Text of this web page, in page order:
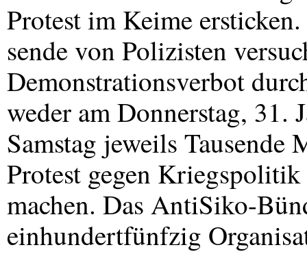
Protest im Keime
sende von Polizisten
Demonstrationsverbot
weder am Donnerstag, 31.
Samstag jeweils Tausende
Protest gegen
machen. Das AntiSiko-
einhundertfünfzig